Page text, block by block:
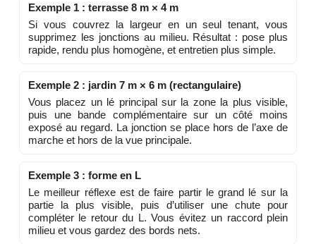
Exemple 1 : terrasse 8 m × 4 m
Si vous couvrez la largeur en un seul tenant, vous
supprimez les jonctions au milieu. Résultat : pose plus
rapide, rendu plus homogène, et entretien plus simple.
Exemple 2 : jardin 7 m × 6 m (rectangulaire)
Vous placez un lé principal sur la zone la plus visible,
puis une bande complémentaire sur un côté moins
exposé au regard. La jonction se place hors de l’axe de
marche et hors de la vue principale.
Exemple 3 : forme en L
Le meilleur réflexe est de faire partir le grand lé sur la
partie la plus visible, puis d’utiliser une chute pour
compléter le retour du L. Vous évitez un raccord plein
milieu et vous gardez des bords nets.